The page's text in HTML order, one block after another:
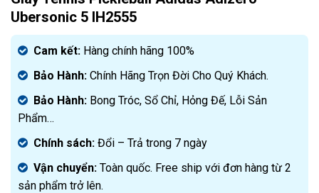
Ubersonic 5 IH2555
Cam kết: Hàng chính hãng 100%
Bảo Hành: Chính Hãng Trọn Đời Cho Quý Khách.
Bảo Hành: Bong Tróc, Sổ Chỉ, Hỏng Đế, Lỗi Sản
Phẩm…
Chính sách: Đổi – Trả trong 7 ngày
Vận chuyển: Toàn quốc. Free ship với đơn hàng từ 2
sản phẩm trở lên.